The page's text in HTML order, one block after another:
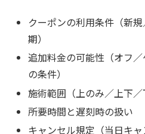
クーポンの利用条件（新
期）
追加料金の可能性（オフ
の条件）
施術範囲（上のみ／上下／
所要時間と遅刻時の扱い
キャンセル規定（当日キャ